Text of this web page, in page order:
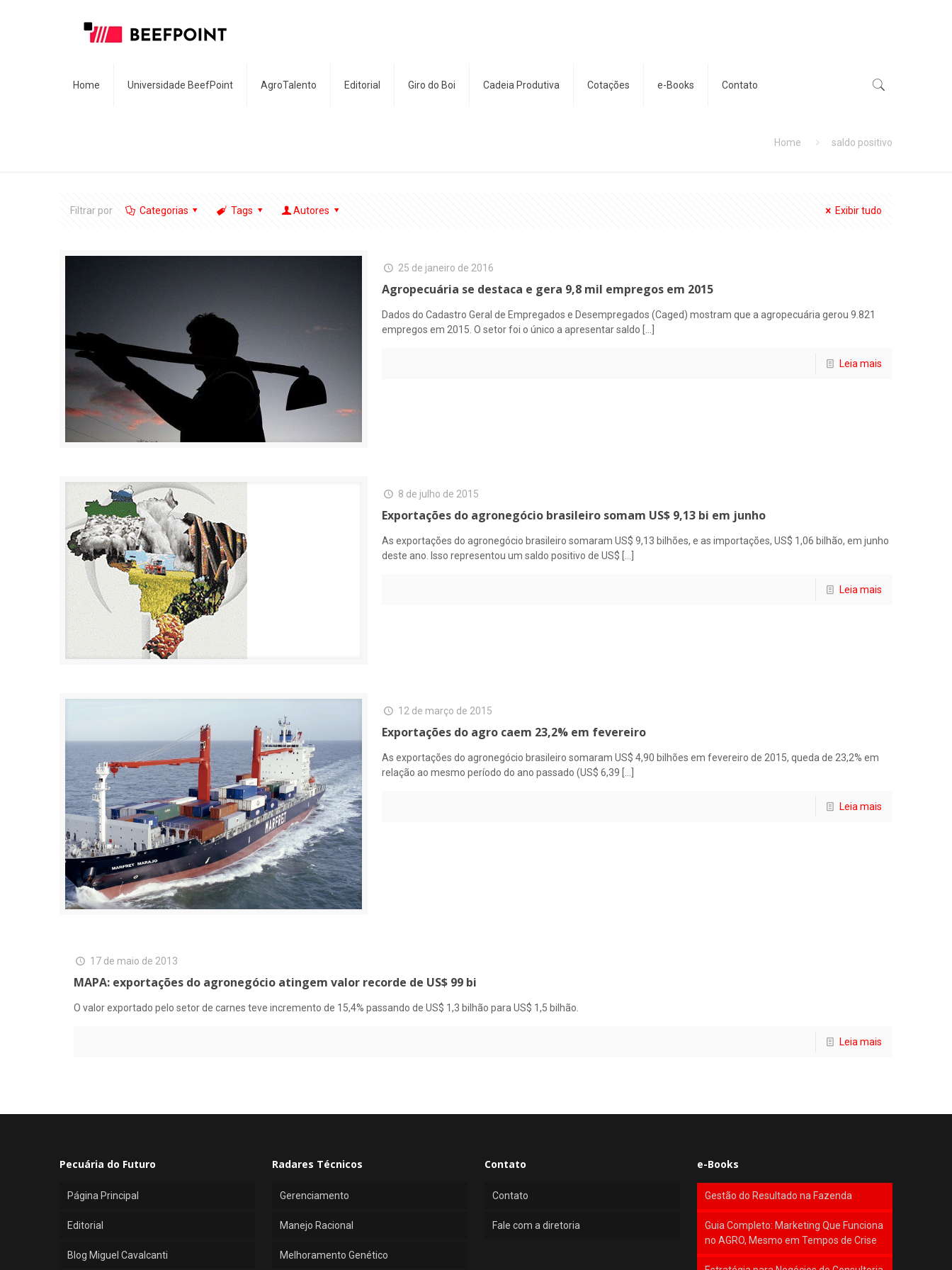
Home Universidade BeefPoint AgroTalento Editorial Giro do Boi Cadeia Produtiva Cotações e-Books Contato
Home saldo positivo
Filtrar por Categorias Tags Autores Exibir tudo
25 de janeiro de 2016
Agropecuária se destaca e gera 9,8 mil empregos em 2015
Dados do Cadastro Geral de Empregados e Desempregados (Caged) mostram que a agropecuária gerou 9.821
empregos em 2015. O setor foi o único a apresentar saldo
Leia mais
8 de julho de 2015
Exportações do agronegócio brasileiro somam US$ 9,13 bi em junho
As exportações do agronegócio brasileiro somaram US$ 9,13 bilhões, e as importações, US$ 1,06 bilhão, em junho
deste ano. Isso representou um saldo positivo de US$ […]
Leia mais
12 de março de 2015
Exportações do agro caem 23,2% em fevereiro
As exportações do agronegócio brasileiro somaram US$ 4,90 bilhões em fevereiro de 2015, queda de 23,2% em
relação ao mesmo período do ano passado (US$ 6,39 […]
Leia mais
17 de maio de 2013
MAPA: exportações do agronegócio atingem valor recorde de US$ 99 bi
O valor exportado pelo setor de carnes teve incremento de 15,4% passando de US$ 1,3 bilhão para US$ 1,5 bilhão.
Leia mais
Pecuária do Futuro
Página Principal
Editorial
Blog Miguel Cavalcanti
Radares Técnicos
Gerenciamento
Manejo Racional
Melhoramento Genético
Contato
Contato
Fale com a diretoria
e-Books
Gestão do Resultado na Fazenda
Guia Completo: Marketing Que Funciona
no AGRO, Mesmo em Tempos de Crise